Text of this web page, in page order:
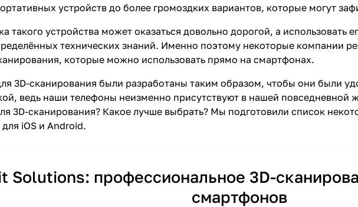
устройств до более громоздких вариантов, которые могут
такого устройства может оказаться довольно дорогой, а использовать
технических знаний. Именно поэтому некоторые компании
которые можно использовать прямо на смартфонах.
3D-сканирования были разработаны таким образом, чтобы они были
ведь наши телефоны неизменно присутствуют в нашей повседневной
3D-сканирования? Какое лучше выбрать? Мы подготовили список
iOS и Android.
Solutions: профессиональное 3D-
смартфонов